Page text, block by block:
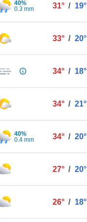
40%
0.3 mm
31° / 19°
33° / 20°
34° / 18°
34° / 21°
40%
0.4 mm
34° / 20°
27° / 20°
26° / 18°